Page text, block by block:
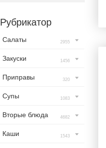
Рубрикатор
Салаты 2955
Закуски 1456
Приправы 320
Супы 1083
Вторые блюда 4682
Каши 1543